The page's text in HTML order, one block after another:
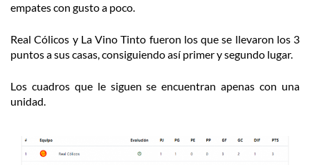
empates con gusto a poco.
Real Cólicos y La Vino Tinto fueron los que se llevaron los 3
puntos a sus casas, consiguiendo así primer y segundo lugar.
Los cuadros que le siguen se encuentran apenas con una
unidad.